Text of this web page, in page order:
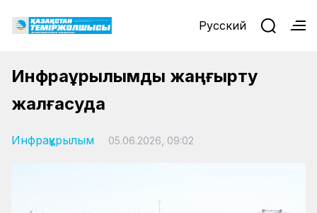
Русский
Инфрақұрылымды жаңғырту
жалғасуда
Инфрақұрылым 05.06.2026, 09:02